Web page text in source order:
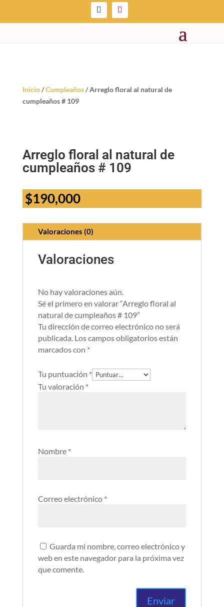
Inicio/Cumpleaños/ Arreglo floral al natural de
cumpleaños # 109
Arreglo floral al natural de
cumpleaños # 109
$190,000
Valoraciones (0)
Valoraciones
No hay valoraciones aún.
Sé el primero en valorar “Arreglo floral al
natural de cumpleaños # 109”
Tu dirección de correo electrónico no será
publicada. Los campos obligatorios están
marcados con *
Tu puntuación *
Tu valoración *
Nombre *
Correo electrónico *
Guarda mi nombre, correo electrónico y
web en este navegador para la próxima vez
que comente.